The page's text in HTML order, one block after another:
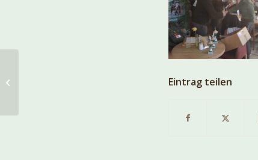
Eintrag teilen